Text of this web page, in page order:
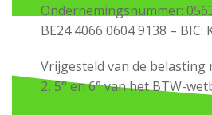
Ondernemingsnummer:
BE24 4066 0604 9138 – BIC:
Vrijgesteld van de belasting
2, 5° en 6° van het BTW-